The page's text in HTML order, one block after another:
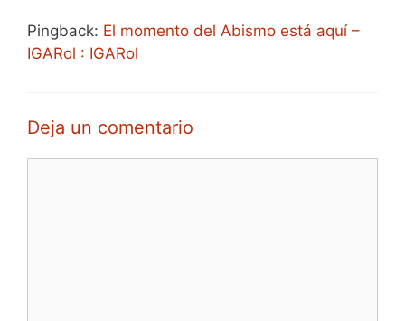
Pingback: El momento del Abismo está aquí –
IGARol : IGARol
Deja un comentario